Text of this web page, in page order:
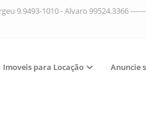
9.9493-1010 - Alvaro 99524.3366
Imoveis para Locação Anuncie